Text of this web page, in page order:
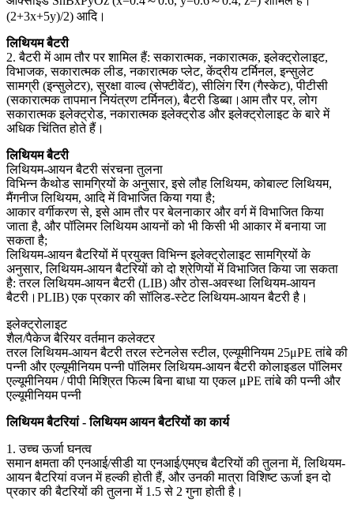
(2+3x+5y)/2) आदि।
लिथियम बैटरी
2. बैटरी में आम तौर पर शामिल हैं: सकारात्मक, नकारात्मक, इलेक्ट्रोलाइट,
विभाजक, सकारात्मक लीड, नकारात्मक प्लेट, केंद्रीय टर्मिनल, इन्सुलेट
सामग्री (इन्सुलेटर), सुरक्षा वाल्व (सेफ्टीवेंट), सीलिंग रिंग (गैस्केट), पीटीसी
(सकारात्मक तापमान नियंत्रण टर्मिनल), बैटरी डिब्बा।आम तौर पर, लोग
सकारात्मक इलेक्ट्रोड, नकारात्मक इलेक्ट्रोड और इलेक्ट्रोलाइट के बारे में
अधिक चिंतित होते हैं।
लिथियम बैटरी
लिथियम-आयन बैटरी संरचना तुलना
विभिन्न कैथोड सामग्रियों के अनुसार, इसे लौह लिथियम, कोबाल्ट लिथियम,
मैंगनीज लिथियम, आदि में विभाजित किया गया है;
आकार वर्गीकरण से, इसे आम तौर पर बेलनाकार और वर्ग में विभाजित किया
जाता है, और पॉलिमर लिथियम आयनों को भी किसी भी आकार में बनाया जा
सकता है;
लिथियम-आयन बैटरियों में प्रयुक्त विभिन्न इलेक्ट्रोलाइट सामग्रियों के
अनुसार, लिथियम-आयन बैटरियों को दो श्रेणियों में विभाजित किया जा सकता
है: तरल लिथियम-आयन बैटरी (LIB) और ठोस-अवस्था लिथियम-आयन
बैटरी।PLIB) एक प्रकार की सॉलिड-स्टेट लिथियम-आयन बैटरी है।
इलेक्ट्रोलाइट
शैल/पैकेज बैरियर वर्तमान कलेक्टर
तरल लिथियम-आयन बैटरी तरल स्टेनलेस स्टील, एल्यूमीनियम 25μPE तांबे की
पन्नी और एल्यूमीनियम पन्नी पॉलिमर लिथियम-आयन बैटरी कोलाइडल पॉलिमर
एल्यूमीनियम / पीपी मिश्रित फिल्म बिना बाधा या एकल μPE तांबे की पन्नी और
एल्यूमीनियम पन्नी
लिथियम बैटरियां - लिथियम आयन बैटरियों का कार्य
1. उच्च ऊर्जा घनत्व
समान क्षमता की एनआई/सीडी या एनआई/एमएच बैटरियों की तुलना में, लिथियम-
आयन बैटरियां वजन में हल्की होती हैं, और उनकी मात्रा विशिष्ट ऊर्जा इन दो
प्रकार की बैटरियों की तुलना में 1.5 से 2 गुना होती है।